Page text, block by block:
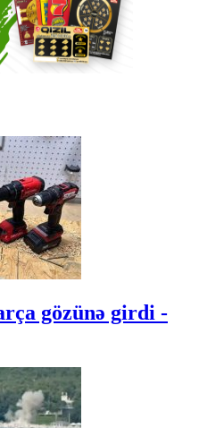
gözünə girdi -